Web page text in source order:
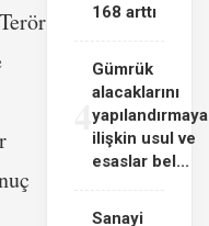
168 arttı
4
Gümrük
alacaklarını
yapılandırmaya
ilişkin usul ve
esaslar bel...
Sanayi